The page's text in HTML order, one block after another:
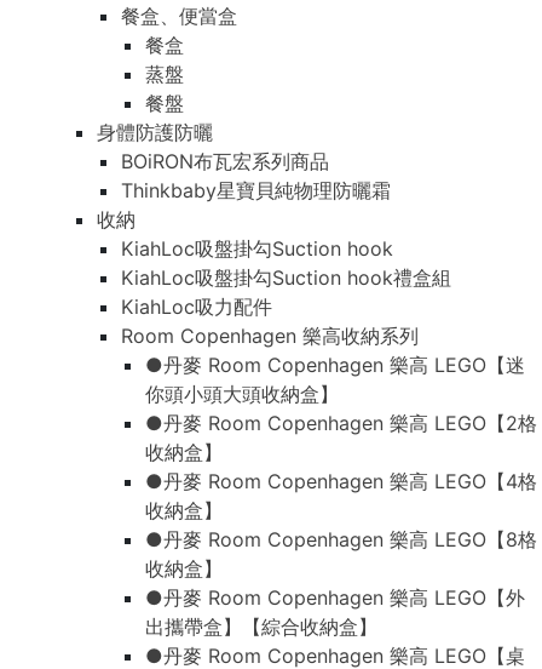
餐盒、便當盒
餐盒
蒸盤
餐盤
身體防護防曬
BOiRON布瓦宏系列商品
Thinkbaby星寶貝純物理防曬霜
收納
KiahLoc吸盤掛勾Suction hook
KiahLoc吸盤掛勾Suction hook禮盒組
KiahLoc吸力配件
Room Copenhagen 樂高收納系列
●丹麥 Room Copenhagen 樂高 LEGO【迷
你頭小頭大頭收納盒】
●丹麥 Room Copenhagen 樂高 LEGO【2格
收納盒】
●丹麥 Room Copenhagen 樂高 LEGO【4格
收納盒】
●丹麥 Room Copenhagen 樂高 LEGO【8格
收納盒】
●丹麥 Room Copenhagen 樂高 LEGO【外
出攜帶盒】【綜合收納盒】
●丹麥 Room Copenhagen 樂高 LEGO【桌